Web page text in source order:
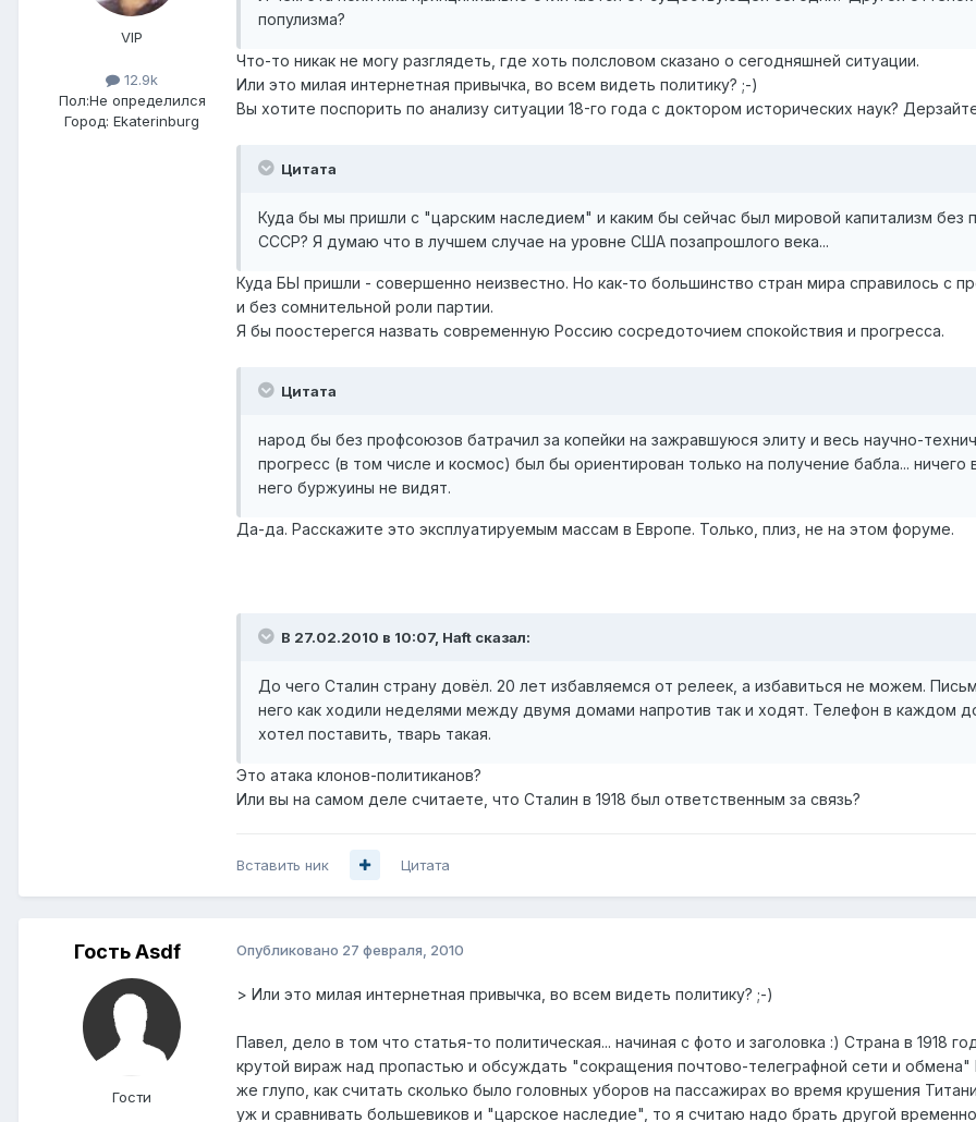
VIP
12.9k
Пол:Не определился
Город: Ekaterinburg
популизма?
Что-то никак не могу разглядеть, где хоть полсловом сказано о сегодняшней ситуации.
Или это милая интернетная привычка, во всем видеть политику? ;-)
Вы хотите поспорить по анализу ситуации 18-го года с доктором исторических наук?
Цитата
Куда бы мы пришли с "царским наследием" и каким бы сейчас был мировой капитализм без
СССР? Я думаю что в лучшем случае на уровне США позапрошлого века...
Куда БЫ пришли - совершенно неизвестно. Но как-то большинство стран мира справилось с
и без сомнительной роли партии.
Я бы поостерегся назвать современную Россию сосредоточием спокойствия и прогресса.
Цитата
народ бы без профсоюзов батрачил за копейки на зажравшуюся элиту и весь научно-
прогресс (в том числе и космос) был бы ориентирован только на получение бабла... ничего
него буржуины не видят.
Да-да. Расскажите это эксплуатируемым массам в Европе. Только, плиз, не на этом форуме.
В 27.02.2010 в 10:07, Haft сказал:
До чего Сталин страну довёл. 20 лет избавляемся от релеек, а избавиться не можем.
него как ходили неделями между двумя домами напротив так и ходят. Телефон в каждом
хотел поставить, тварь такая.
Это атака клонов-политиканов?
Или вы на самом деле считаете, что Сталин в 1918 был ответственным за связь?
Вставить ник Цитата
Гость Asdf
Гости
Опубликовано 27 февраля, 2010
> Или это милая интернетная привычка, во всем видеть политику? ;-)
Павел, дело в том что статья-то политическая... начиная с фото и заголовка :) Страна в 1918
крутой вираж над пропастью и обсуждать "сокращения почтово-телеграфной сети и
же глупо, как считать сколько было головных уборов на пассажирах во время крушения
уж и сравнивать большевиков и "царское наследие", то я считаю надо брать другой